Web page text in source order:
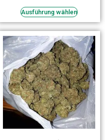
Ausführung wählen